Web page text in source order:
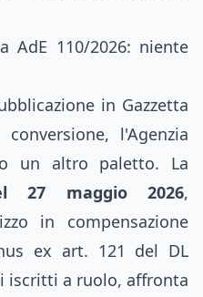
AdE 110/2026: niente
in Gazzetta
l'Agenzia
un altro paletto. La
27 maggio 2026,
in compensazione
ex art. 121 del DL
iscritti a ruolo, affronta